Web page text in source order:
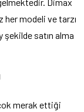
modeli ve tarzı
satın alma
merak ettiği